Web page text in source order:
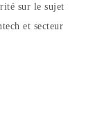
sur le sujet
et secteur